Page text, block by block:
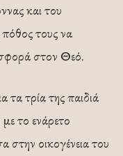
και του
τους να
στον Θεό.
τα τρία της παιδιά
το ενάρετο
οικογένεια του